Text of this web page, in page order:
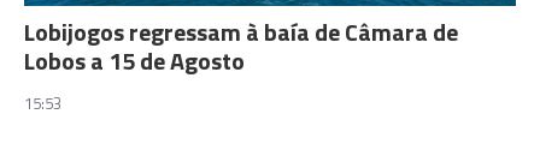
Lobijogos regressam à baía de Câmara de
Lobos a 15 de Agosto
15:53